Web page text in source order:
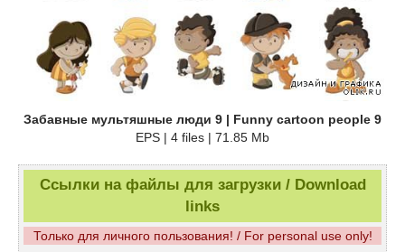
Забавные мультяшные люди 9 | Funny cartoon people 9
EPS | 4 files | 71.85 Mb
Ссылки на файлы для загрузки / Download
links
Только для личного пользования! / For personal use only!